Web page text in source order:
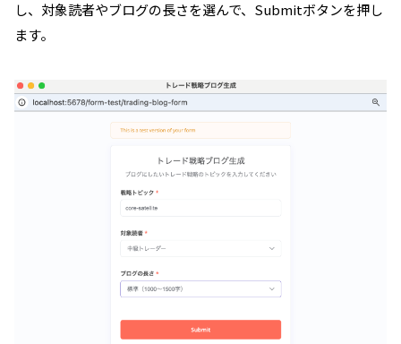
し、対象読者やブログの長さを選んで、Submitボタンを押し
ます。